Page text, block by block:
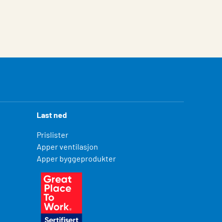
Last ned
Prislister
Apper ventilasjon
Apper byggeprodukter